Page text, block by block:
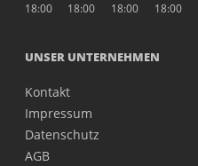
18:00
18:00
18:00
18:00
UNSER UNTERNEHMEN
Kontakt
Impressum
Datenschutz
AGB